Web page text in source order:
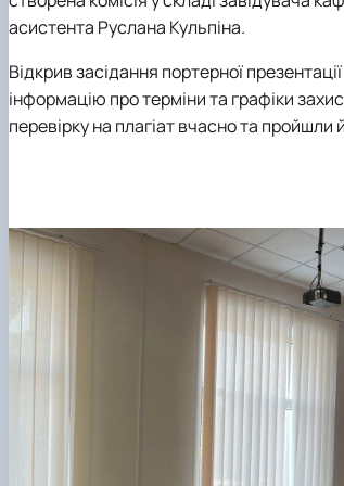
асистента Руслана Кульпіна.
Відкрив засідання портерної
інформацію про терміни та графіки
перевірку на плагіат вчасно та пройшли